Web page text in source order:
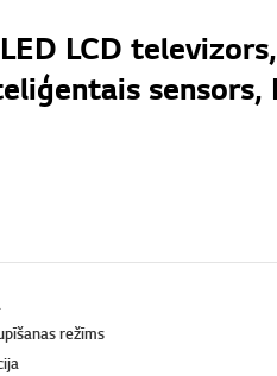
LCD
sensors,
režīms